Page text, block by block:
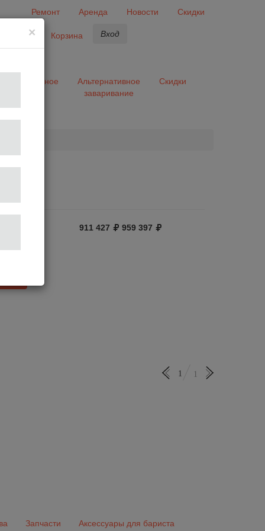
Ремонт Аренда Новости
Скидки
Корзина Вход
Разное
Альтернативное
заваривание
Скидки
911 427 959 397
1 1
×
Запчасти Аксессуары для бариста